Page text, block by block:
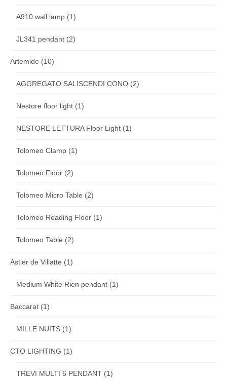
A910 wall lamp (1)
JL341 pendant (2)
Artemide (10)
AGGREGATO SALISCENDI CONO (2)
Nestore floor light (1)
NESTORE LETTURA Floor Light (1)
Tolomeo Clamp (1)
Tolomeo Floor (2)
Tolomeo Micro Table (2)
Tolomeo Reading Floor (1)
Tolomeo Table (2)
Astier de Villatte (1)
Medium White Rien pendant (1)
Baccarat (1)
MILLE NUITS (1)
CTO LIGHTING (1)
TREVI MULTI 6 PENDANT (1)